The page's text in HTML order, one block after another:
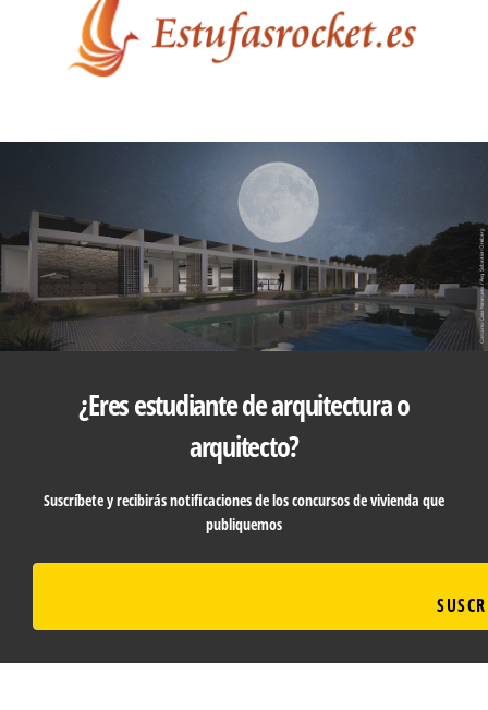
¿Eres estudiante de arquitectura o
arquitecto?
Suscríbete y recibirás notificaciones de los concursos de vivienda que
publiquemos